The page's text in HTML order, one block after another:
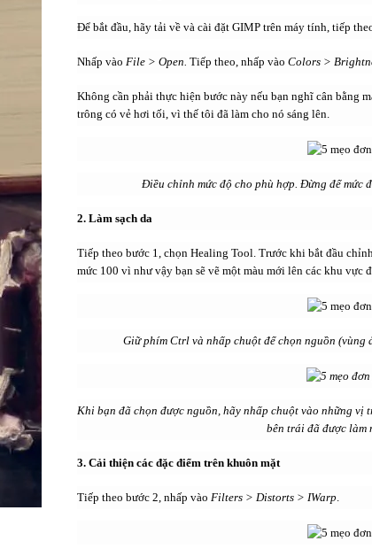
Để bắt đầu, hãy tải về và cài đặt GIMP trên máy tính, tiếp
Nhấp vào File > Open. Tiếp theo, nhấp vào Colors >
Không cần phải thực hiện bước này nếu bạn nghĩ cân bằng
trông có vẻ hơi tối, vì thế tôi đã làm cho nó sáng lên.
Điều chỉnh mức độ cho phù hợp. Đừng để mức
2. Làm sạch da
Tiếp theo bước 1, chọn Healing Tool. Trước khi bắt đầu
mức 100 vì như vậy bạn sẽ vẽ một màu mới lên các khu vực
Giữ phím Ctrl và nhấp chuột để chọn nguồn
Khi bạn đã chọn được nguồn, hãy nhấp chuột vào những vị
bên trái đã được làm
3. Cải thiện các đặc điểm trên khuôn mặt
Tiếp theo bước 2, nhấp vào Filters > Distorts > IWarp.